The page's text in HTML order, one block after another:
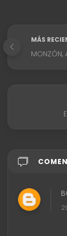
MÁS
MONZÓN,